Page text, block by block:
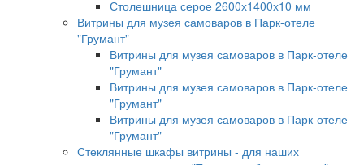
Столешница серое 2600х1400х10 мм
Витрины для музея самоваров в Парк-отеле
"Грумант"
Витрины для музея самоваров в Парк-отеле
"Грумант"
Витрины для музея самоваров в Парк-отеле
"Грумант"
Витрины для музея самоваров в Парк-отеле
"Грумант"
Стеклянные шкафы витрины - для наших